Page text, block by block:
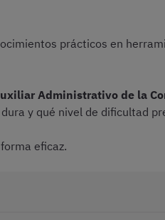
prácticos en
Administrativo de la
y qué nivel de dificultad
eficaz.